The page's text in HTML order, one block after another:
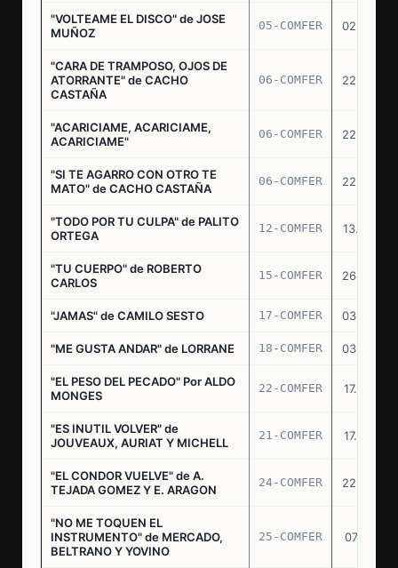
"VOLTEAME EL DISCO" de JOSE
MUÑOZ
05-COMFER 02.02.76
"CARA DE TRAMPOSO, OJOS DE
ATORRANTE" de CACHO
CASTAÑA
06-COMFER 22.04.76
"ACARICIAME, ACARICIAME,
ACARICIAME"
06-COMFER 22.04.76
"SI TE AGARRO CON OTRO TE
MATO" de CACHO CASTAÑA
06-COMFER 22.04.76
"TODO POR TU CULPA" de PALITO
ORTEGA
12-COMFER 13.05.76
"TU CUERPO" de ROBERTO
CARLOS
15-COMFER 26.05.76
"JAMAS" de CAMILO SESTO 17-COMFER 03.06.76
"ME GUSTA ANDAR" de LORRANE 18-COMFER 03.06.76
"EL PESO DEL PECADO" Por ALDO
MONGES
22-COMFER 17.06.76
"ES INUTIL VOLVER" de
JOUVEAUX, AURIAT Y MICHELL
21-COMFER 17.06.76
"EL CONDOR VUELVE" de A.
TEJADA GOMEZ Y E. ARAGON
24-COMFER 22.06.76
"NO ME TOQUEN EL
INSTRUMENTO" de MERCADO,
BELTRANO Y YOVINO
25-COMFER 07.07.76